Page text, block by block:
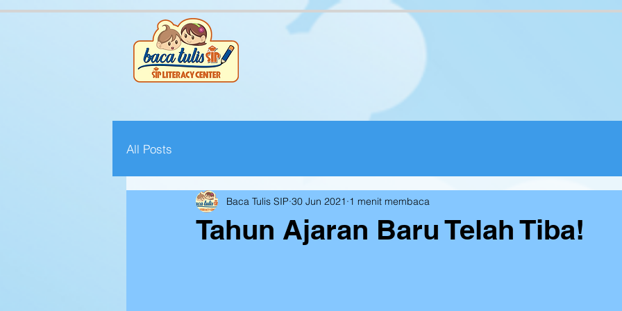
All Posts
Tahun Ajaran Baru Telah Tiba!
Baca Tulis SIP 30 Jun 2021 1 menit membaca